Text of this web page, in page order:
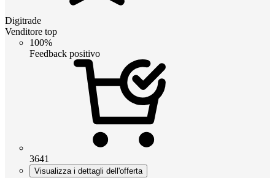
Digitrade
Venditore top
100%
Feedback positivo
3641
Visualizza i dettagli dell'offerta